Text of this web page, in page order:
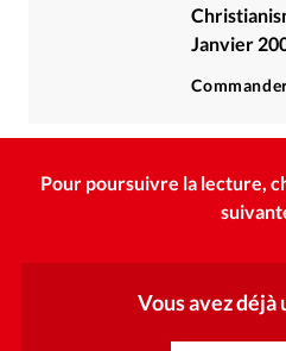
Janvier
Pour poursuivre la lecture,
Vous avez déjà